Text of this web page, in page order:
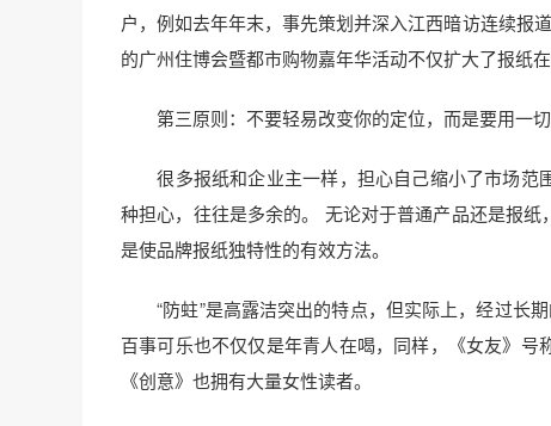
户，例如去年年末，事先策划并深入江西暗访连续报
的广州住博会暨都市购物嘉年华活动不仅扩大了报纸
第三原则：不要轻易改变你的定位，而是要用一切
很多报纸和企业主一样，担心自己缩小了市场范
种担心，往往是多余的。 无论对于普通产品还是报
是使品牌报纸独特性的有效方法。
“防蛀”是高露洁突出的特点，但实际上，经过长期
百事可乐也不仅仅是年青人在喝，同样，《女友》
《创意》也拥有大量女性读者。